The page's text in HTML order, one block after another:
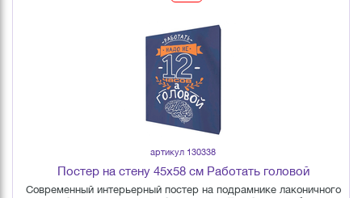
артикул 130338
Постер на стену 45х58 см Работать головой
Современный интерьерный постер на подрамнике лаконичного